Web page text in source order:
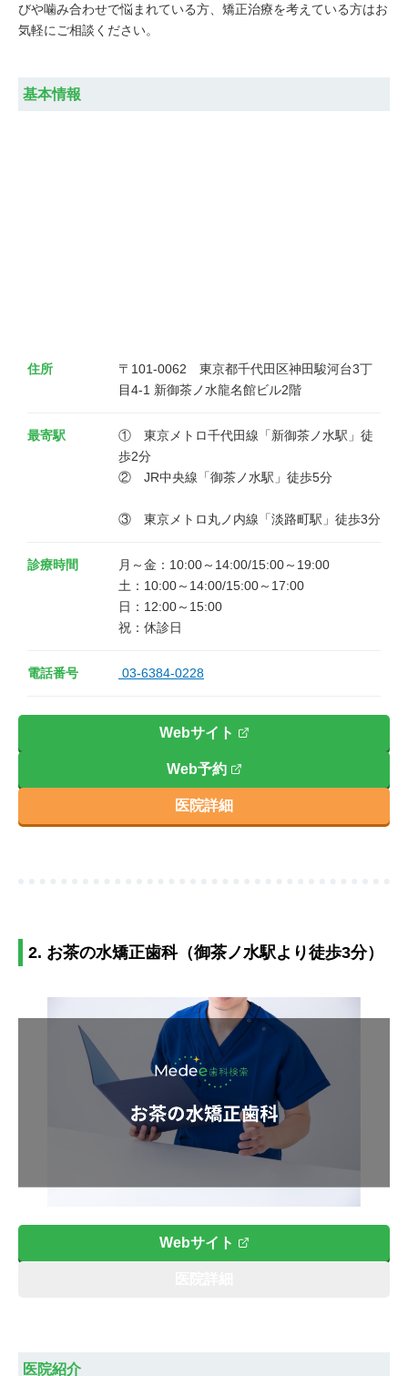
びや噛み合わせで悩まれている方、矯正治療を考えている方はお
気軽にご相談ください。
基本情報
住所
〒101-0062　東京都千代田区神田駿河台3丁
目4-1 新御茶ノ水龍名館ビル2階
最寄駅
①　東京メトロ千代田線「新御茶ノ水駅」徒
歩2分
②　JR中央線「御茶ノ水駅」徒歩5分
③　東京メトロ丸ノ内線「淡路町駅」徒歩3分
診療時間
月～金：10:00～14:00/15:00～19:00
土：10:00～14:00/15:00～17:00
日：12:00～15:00
電話番号 03-6384-0228
Webサイト
Web予約
医院詳細
2. お茶の水矯正歯科（御茶ノ水駅より徒歩3分）
Webサイト
医院紹介